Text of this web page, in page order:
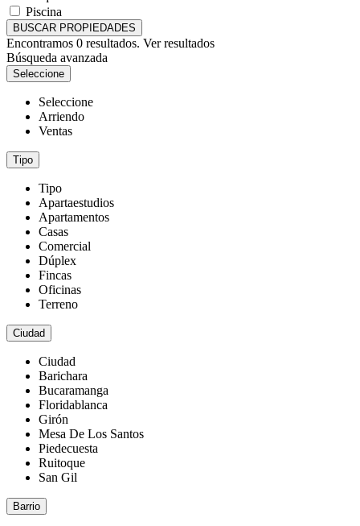
Piscina
BUSCAR PROPIEDADES
Encontramos 0 resultados. Ver resultados
Búsqueda avanzada
Seleccione
Seleccione
Arriendo
Ventas
Tipo
Tipo
Apartaestudios
Apartamentos
Casas
Comercial
Dúplex
Fincas
Oficinas
Terreno
Ciudad
Ciudad
Barichara
Bucaramanga
Floridablanca
Girón
Mesa De Los Santos
Piedecuesta
Ruitoque
San Gil
Barrio